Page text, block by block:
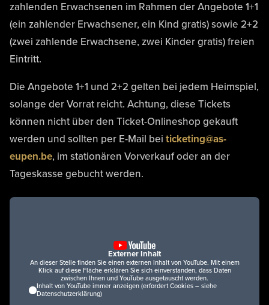
zahlenden Erwachsenen im Rahmen der Angebote 1+1
(ein zahlender Erwachsener, ein Kind gratis) sowie 2+2
(zwei zahlende Erwachsene, zwei Kinder gratis) freien
Eintritt.
Die Angebote 1+1 und 2+2 gelten bei jedem Heimspiel,
solange der Vorrat reicht. Achtung, diese Tickets
können nicht über den Ticket-Onlineshop gekauft
werden und sollten per E-Mail bei ticketing@as-
eupen.be, im stationären Vorverkauf oder an der
Tageskasse gebucht werden.
Externer Inhalt
An dieser Stelle finden Sie einen externen Inhalt von YouTube. Mit einem
Klick auf diese Fläche erklären Sie sich einverstanden, dass Daten
zwischen Ihnen und YouTube ausgetauscht werden.
Inhalt von YouTube immer anzeigen (erfordert Cookies – siehe
Datenschutzerklärung)